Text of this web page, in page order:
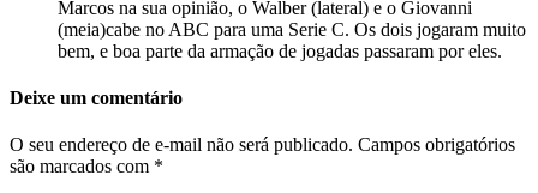
Marcos na sua opinião, o Walber (lateral) e o Giovanni
(meia)cabe no ABC para uma Serie C. Os dois jogaram muito
bem, e boa parte da armação de jogadas passaram por eles.
Deixe um comentário
O seu endereço de e-mail não será publicado. Campos obrigatórios
são marcados com *